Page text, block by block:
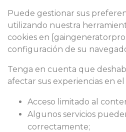
Puede gestionar sus
utilizando nuestra
cookies en
configuración de su
Tenga en cuenta que
afectar sus experiencias en el
Acceso limitado al
Algunos servicios
correctamente;